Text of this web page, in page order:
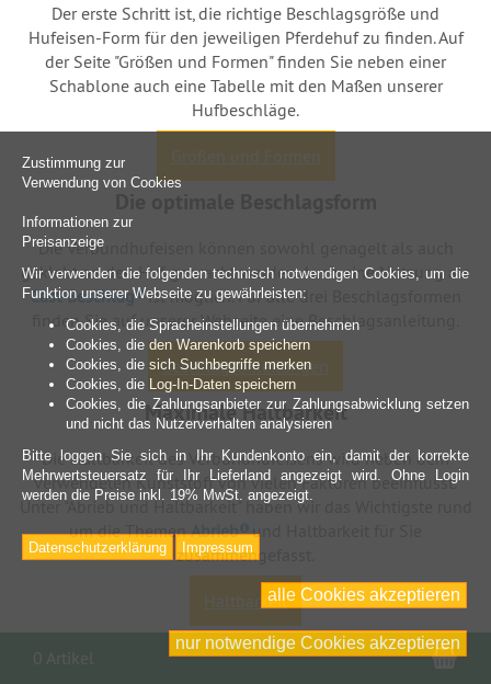
Der erste Schritt ist, die richtige Beschlagsgröße und
Hufeisen-Form für den jeweiligen Pferdehuf zu finden. Auf
der Seite "Größen und Formen" finden Sie neben einer
Schablone auch eine Tabelle mit den Maßen unserer
Hufbeschläge.
Größen und Formen
Die Verbundhufeisen können sowohl genagelt als auch
geklebt an den Huf gebracht werden. Auch eine Nutzung als
Cast-Beschlag ist möglich. Für alle drei Beschlagsformen
finden Sie auf unserer Webseite eine Beschlagsanleitung.
Beschlagsanleitungen
Maximale Haltbarkeit
Die Haltbarkeit des Verbundhufeisens wird neben dem
verwendeten Kunststoff von vielen Faktoren beeinflusst.
Unter "Abrieb und Haltbarkeit" haben wir das Wichtigste rund
um die ThemenAbrieb und Haltbarkeit für Sie
zusammengefasst.
Haltbarkeit
Zustimmung zur
Verwendung von Cookies
Informationen zur
Preisanzeige
Wir verwenden die folgenden technisch notwendigen Cookies, um die
Funktion unserer Webseite zu gewährleisten:
Cookies, die Spracheinstellungen übernehmen
Cookies, die den Warenkorb speichern
Cookies, die sich Suchbegriffe merken
Cookies, die Log-In-Daten speichern
Cookies, die Zahlungsanbieter zur Zahlungsabwicklung setzen
und nicht das Nutzerverhalten analysieren
Bitte loggen Sie sich in Ihr Kundenkonto ein, damit der korrekte
Mehrwertsteuersatz für Ihr Lieferland angezeigt wird. Ohne Login
werden die Preise inkl. 19% MwSt. angezeigt.
Datenschutzerklärung Impressum
alle Cookies akzeptieren
nur notwendige Cookies akzeptieren